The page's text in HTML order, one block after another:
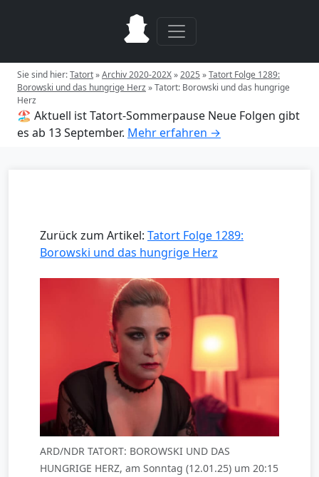
Sie sind hier:Tatort»Archiv 2020-202X»2025 »Tatort Folge 1289:
Borowski und das hungrige Herz»Tatort: Borowski und das hungrige
Herz
🏖️ Aktuell ist Tatort-Sommerpause Neue Folgen gibt
es ab 13 September. Mehr erfahren →
Zurück zum Artikel: Tatort Folge 1289:
Borowski und das hungrige Herz
ARD/NDR TATORT: BOROWSKI UND DAS
HUNGRIGE HERZ, am Sonntag (12.01.25) um 20:15